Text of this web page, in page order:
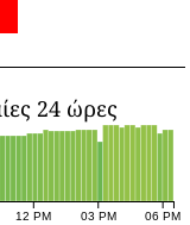
24 ώρες
12 PM 03 PM 06 PM